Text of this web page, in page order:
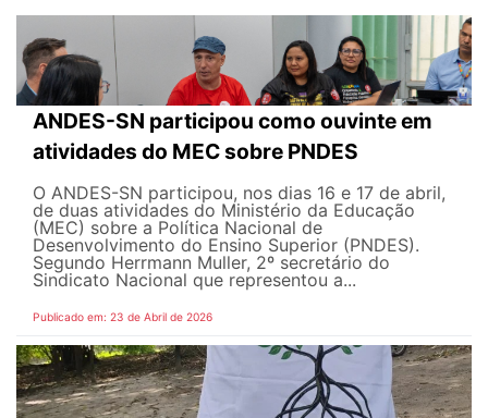
ANDES-SN participou como ouvinte em
atividades do MEC sobre PNDES
O ANDES-SN participou, nos dias 16 e 17 de abril,
de duas atividades do Ministério da Educação
(MEC) sobre a Política Nacional de
Desenvolvimento do Ensino Superior (PNDES).
Segundo Herrmann Muller, 2º secretário do
Sindicato Nacional que representou a...
Publicado em: 23 de Abril de 2026